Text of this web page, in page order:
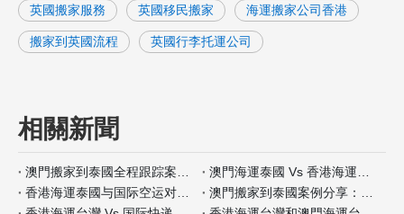
英國搬家服務 英國移民搬家 海運搬家公司香港
搬家到英國流程 英國行李托運公司
相關新聞